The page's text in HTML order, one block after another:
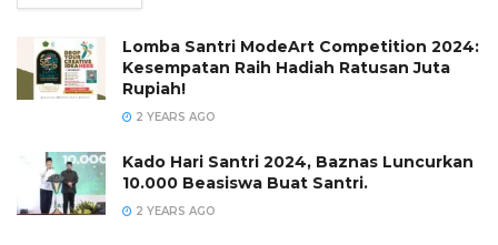
Lomba Santri ModeArt Competition 2024:
Kesempatan Raih Hadiah Ratusan Juta
Rupiah!
2 YEARS AGO
Kado Hari Santri 2024, Baznas Luncurkan
10.000 Beasiswa Buat Santri.
2 YEARS AGO